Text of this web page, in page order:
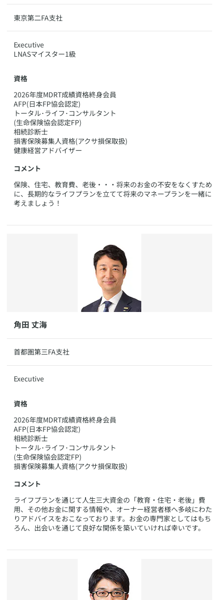
​東京第二FA支社
​​Executive
LNASマイスター1級
資格
​2026年度MDRT成績資格終身会員
AFP(日本FP協会認定)
トータル･ライフ･コンサルタント
(生命保険協会認定FP)
相続診断士
損害保険募集人資格(アクサ損保取扱)
健康経営アドバイザー
コメント
​保険、住宅、教育費、老後・・・将来のお金の不安をなくすため
に、長期的なライフプランを立てて将来のマネープランを一緒に
考えましょう！
​角田 丈海
​​首都圏第三FA支社
​Executive
資格
​2026年度MDRT成績資格終身会員
AFP(日本FP協会認定)
相続診断士
トータル･ライフ･コンサルタント
(生命保険協会認定FP)
損害保険募集人資格(アクサ損保取扱)
コメント
​ライフプランを通じて人生三大資金の「教育・住宅・老後」費
用、その他お金に関する情報や、オーナー経営者様へ多岐にわた
りアドバイスをおこなっております。お金の専門家としてはもち
ろん、出会いを通じて良好な関係を築いていければ幸いです。